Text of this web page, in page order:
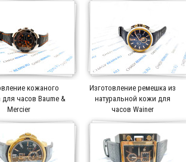
кожаного
часов Baume &
Mercier
Изготовление ремешка из
натуральной кожи для
часов Wainer